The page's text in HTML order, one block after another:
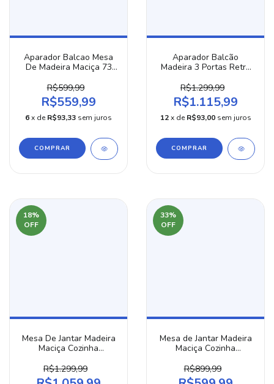
Aparador Balcao Mesa
De Madeira Maciça 73
R$599,99
R$559,99
6x de R$93,33 sem juros
COMPRAR
Aparador Balcão
Madeira 3 Portas Retrô
R$1.299,99
R$1.115,99
12 x de R$93,00 sem juros
COMPRAR
18%
OFF
Mesa De Jantar Madeira
Maciça Cozinha
R$1.299,99
33%
OFF
Mesa de Jantar Madeira
Maciça Cozinha
R$899,99